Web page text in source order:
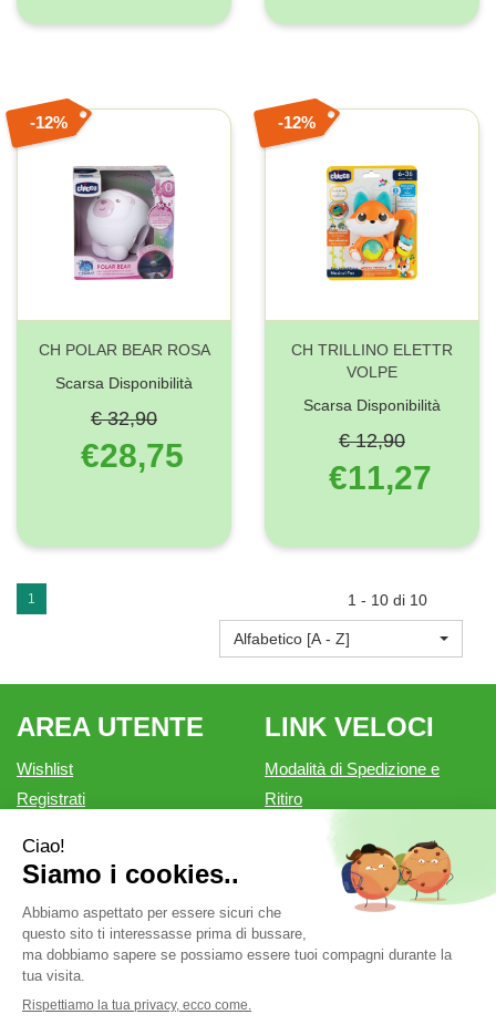
CH POLAR BEAR ROSA
Scarsa Disponibilità
12%
€ 32,90
€28,75
CH TRILLINO ELETTR
VOLPE
Scarsa Disponibilità
12%
€ 12,90
€11,27
1 1 - 10 di 10
Alfabetico [A - Z]
AREA UTENTE
Wishlist
Registrati
Contatti
LINK VELOCI
Modalità di Spedizione e
Ritiro
Informativa privacy
Condizioni di vendita
Farmacia Outlet è un marchio di Farmacia Belforte Snc.
P.Iva: 02550810200 cod. fiscale: 02550810200 REA: MN-
262276